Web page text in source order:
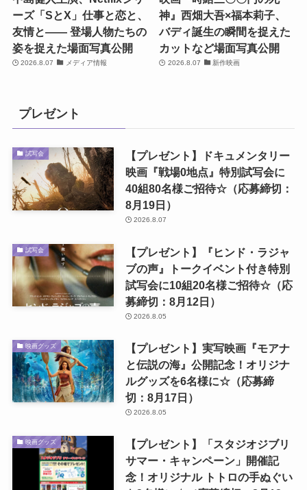
ーズ「SとX」仕事と恋と、
友情と―― 登場人物たちの
姿を捉えた場面写真公開
2026.8.07 メディア情報
神』西畑大吾×福本莉子、
バディ誕生の瞬間を捉えた
カットなど場面写真公開
2026.8.07 新作映画
プレゼント
試写会
【プレゼント】ドキュメンタリー
映画『戦場0地点』特別試写会に
40組80名様ご招待☆（応募締切：
8月19日）
2026.8.07
試写会
【プレゼント】『ヒンド・ラジャ
ブの声』トークイベント付き特別
試写会に10組20名様ご招待☆（応
募締切：8月12日）
2026.8.05
映画グッズ
【プレゼント】実写映画『モアナ
と伝説の海』公開記念！オリジナ
ルグッズを6名様に☆（応募締
切：8月17日）
2026.8.05
映画グッズ
【プレゼント】「スタジオジブリ
サマー・キャンペーン」開催記
念！オリジナル トトロの手ぬぐい